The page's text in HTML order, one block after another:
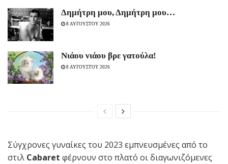
Δημήτρη μου, Δημήτρη μου…
8 ΑΥΓΟΥΣΤΟΥ 2026
Νιάου νιάου βρε γατούλα!
8 ΑΥΓΟΥΣΤΟΥ 2026
Σύγχρονες γυναίκες του 2023 εμπνευσμένες από το
στιλ Cabaret φέρνουν στο πλατό οι διαγωνιζόμενες